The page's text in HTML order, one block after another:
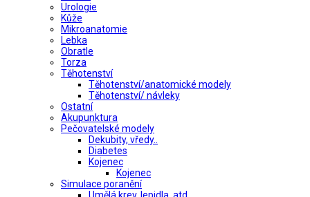
Urologie
Kůže
Mikroanatomie
Lebka
Obratle
Torza
Těhotenství
Těhotenství/anatomické modely
Těhotenství/ návleky
Ostatní
Akupunktura
Pečovatelské modely
Dekubity, vředy..
Diabetes
Kojenec
Kojenec
Simulace poranění